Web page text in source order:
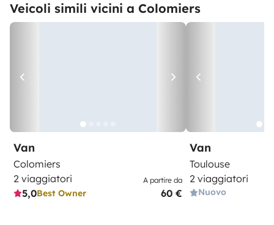
Veicoli simili vicini a Colomiers
Van
Colomiers
2 viaggiatori
5,0Best Owner
A partire da
60 €
Van
Toulouse
2 viaggiatori
Nuovo